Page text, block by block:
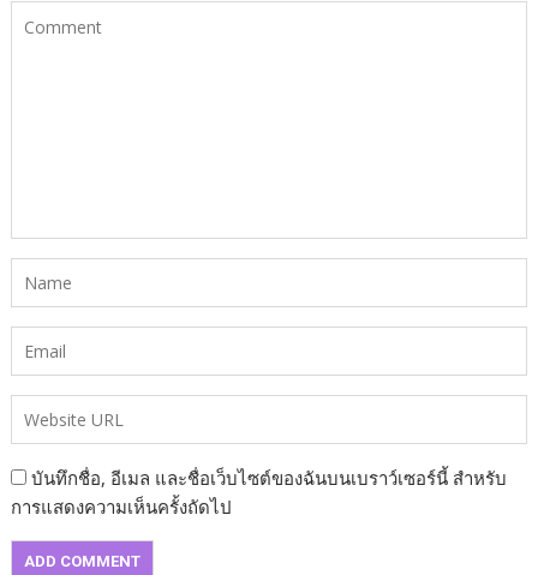
บันทึกชื่อ, อีเมล และชื่อเว็บไซต์ของฉันบนเบราว์เซอร์นี้ สำหรับ
การแสดงความเห็นครั้งถัดไป